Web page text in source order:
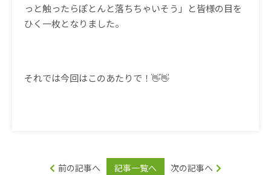
っと触ったらぽとんと落ちちゃいそう」と皆様の目を
ひく一枚となりました。
それでは今回はこのあたりで！👋👋
前の記事へ 記事一覧へ 次の記事へ